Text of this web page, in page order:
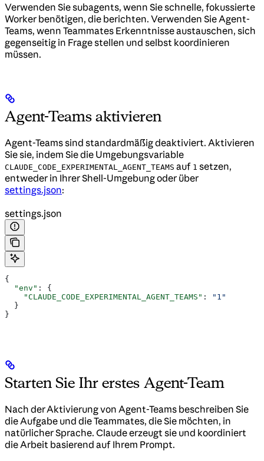
Verwenden Sie subagents, wenn Sie schnelle, fokussierte
Worker benötigen, die berichten. Verwenden Sie Agent-
Teams, wenn Teammates Erkenntnisse austauschen, sich
gegenseitig in Frage stellen und selbst koordinieren
müssen.
Agent-Teams aktivieren
Agent-Teams sind standardmäßig deaktiviert. Aktivieren
Sie sie, indem Sie die Umgebungsvariable
CLAUDE_CODE_EXPERIMENTAL_AGENT_TEAMS auf 1 setzen,
entweder in Ihrer Shell-Umgebung oder über
settings.json:
settings.json
{
  "env"
: {
    "CLAUDE_CODE_EXPERIMENTAL_AGENT_TEAMS"
:
"1"
  }
}
Starten Sie Ihr erstes Agent-Team
Nach der Aktivierung von Agent-Teams beschreiben Sie
die Aufgabe und die Teammates, die Sie möchten, in
natürlicher Sprache. Claude erzeugt sie und koordiniert
die Arbeit basierend auf Ihrem Prompt.